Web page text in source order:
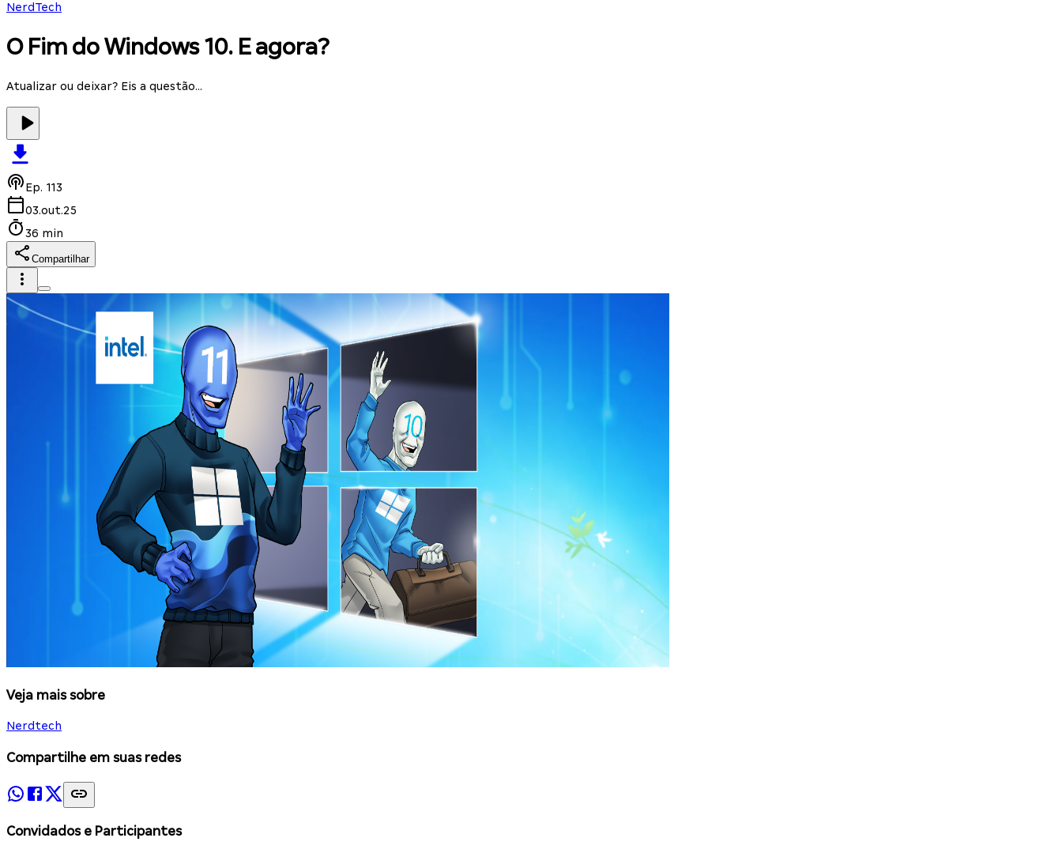
NerdTech
O Fim do Windows 10. E agora?
Atualizar ou deixar? Eis a questão...
Ep. 113
03.out.25
36 min
Compartilhar
Veja mais sobre
Nerdtech
Compartilhe em suas redes
Convidados e Participantes